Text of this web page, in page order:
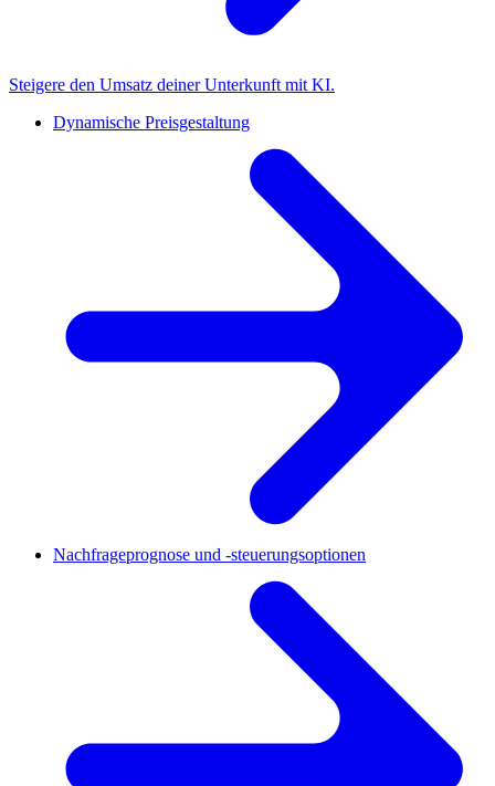
Steigere den Umsatz deiner Unterkunft mit KI.
Dynamische Preisgestaltung
Nachfrageprognose und -steuerungsoptionen